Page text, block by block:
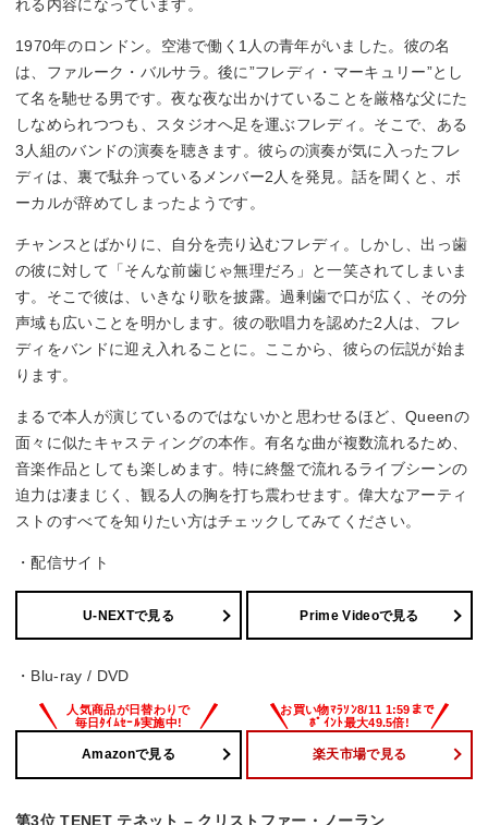
れる内容になっています。
1970年のロンドン。空港で働く1人の青年がいました。彼の名
は、ファルーク・バルサラ。後に”フレディ・マーキュリー”とし
て名を馳せる男です。夜な夜な出かけていることを厳格な父にた
しなめられつつも、スタジオへ足を運ぶフレディ。そこで、ある
3人組のバンドの演奏を聴きます。彼らの演奏が気に入ったフレ
ディは、裏で駄弁っているメンバー2人を発見。話を聞くと、ボ
ーカルが辞めてしまったようです。
チャンスとばかりに、自分を売り込むフレディ。しかし、出っ歯
の彼に対して「そんな前歯じゃ無理だろ」と一笑されてしまいま
す。そこで彼は、いきなり歌を披露。過剰歯で口が広く、その分
声域も広いことを明かします。彼の歌唱力を認めた2人は、フレ
ディをバンドに迎え入れることに。ここから、彼らの伝説が始ま
ります。
まるで本人が演じているのではないかと思わせるほど、Queenの
面々に似たキャスティングの本作。有名な曲が複数流れるため、
音楽作品としても楽しめます。特に終盤で流れるライブシーンの
迫力は凄まじく、観る人の胸を打ち震わせます。偉大なアーティ
ストのすべてを知りたい方はチェックしてみてください。
・配信サイト
U-NEXTで見る Prime Videoで見る
・Blu-ray / DVD
Amazonで見る 楽天市場で見る
第3位 TENET テネット – クリストファー・ノーラン